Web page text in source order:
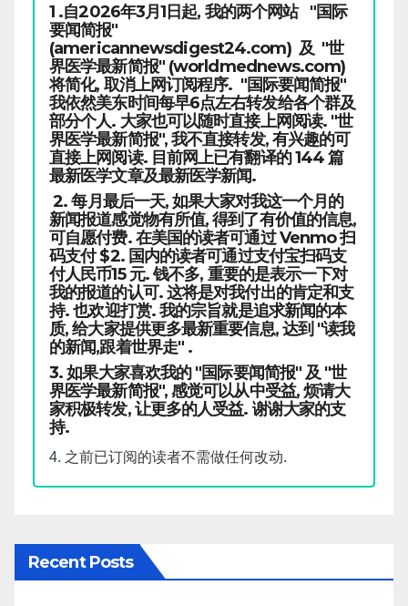
1 .自2026年3月1日起, 我的两个网站 "国际
要闻简报"
(americannewsdigest24.com) 及 "世
界医学最新简报" (worldmednews.com)
将简化, 取消上网订阅程序. "国际要闻简报"
我依然美东时间每早6点左右转发给各个群及
部分个人. 大家也可以随时直接上网阅读. "世
界医学最新简报", 我不直接转发, 有兴趣的可
直接上网阅读. 目前网上已有翻译的 144 篇
最新医学文章及最新医学新闻.
2. 每月最后一天, 如果大家对我这一个月的
新闻报道感觉物有所值, 得到了有价值的信息,
可自愿付费. 在美国的读者可通过 Venmo 扫
码支付 $2. 国内的读者可通过支付宝扫码支
付人民币15 元. 钱不多, 重要的是表示一下对
我的报道的认可. 这将是对我付出的肯定和支
持. 也欢迎打赏. 我的宗旨就是追求新闻的本
质, 给大家提供更多最新重要信息, 达到 "读我
的新闻,跟着世界走" .
3. 如果大家喜欢我的 "国际要闻简报" 及 "世
界医学最新简报", 感觉可以从中受益, 烦请大
家积极转发, 让更多的人受益. 谢谢大家的支
持.
4. 之前已订阅的读者不需做任何改动.
Recent Posts